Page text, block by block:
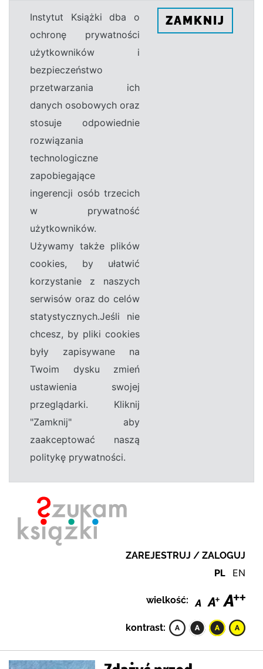
Instytut Książki dba o
ochronę prywatności
użytkowników i
bezpieczeństwo
przetwarzania ich
danych osobowych oraz
stosuje odpowiednie
rozwiązania
technologiczne
zapobiegające
ingerencji osób trzecich
w prywatność
użytkowników.
Używamy także plików
cookies, by ułatwić
korzystanie z naszych
serwisów oraz do celów
statystycznych.Jeśli nie
chcesz, by pliki cookies
były zapisywane na
Twoim dysku zmień
ustawienia swojej
przeglądarki. Kliknij
"Zamknij" aby
zaakceptować naszą
politykę prywatności.
ZAMKNIJ
ZAREJESTRUJ / ZALOGUJ
PL EN
wielkość:
kontrast: